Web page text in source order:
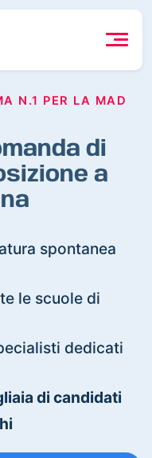
N.1 PER LA MAD
di
a
spontanea
le scuole di
dedicati
di candidati